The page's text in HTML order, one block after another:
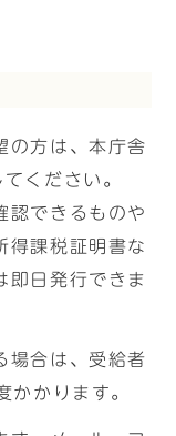
の方は、本庁舎
ください。
認できるものや
得課税証明書な
即日発行できま
場合は、受給者
かります。